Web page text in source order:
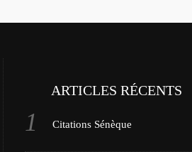
Tout savoir sur l’équipage de Beg-Hir
ARTICLES RÉCENTS
Citations Sénèque